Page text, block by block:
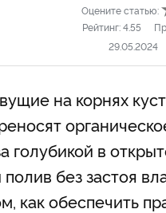
Оцените статью:
Рейтинг:4.55
29.05.2024
на корнях
голубикой в
без застоя
как обеспечить